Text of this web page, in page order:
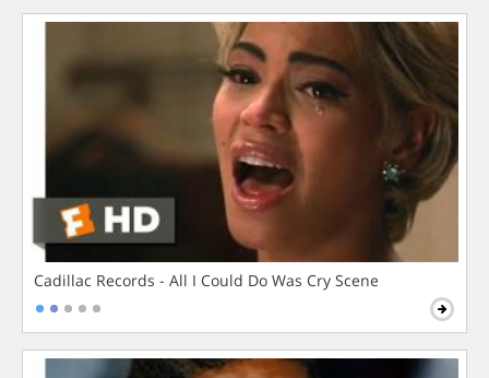
Cadillac Records - All I Could Do Was Cry Scene